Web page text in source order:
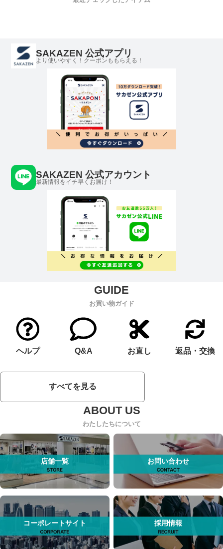
SAKAZEN 公式アプリ
より使いやすく！クーポンももらえる！
SAKAZEN 公式アカウント
最新情報をイチ早くお届け！
お買い物ガイド
ヘルプ Q&A お直し 返品・交換
すべてを見る
わたしたちについて
店舗一覧 お問い合わせ
コーポレートサイト 採用情報